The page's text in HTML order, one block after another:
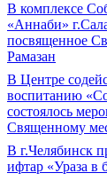
В комплексе
«Аннаби»
посвященное
Рамазан
В Центре
воспитанию
состоялось
Священному
В г.Челябинск
ифтар «Ураза в